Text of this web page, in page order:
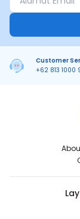
Customer
+62 813 1000